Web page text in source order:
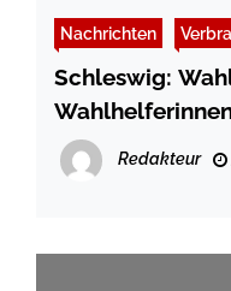
Nachrichten
Schleswig: Wahlhelfer und
Kommunalwahl
Redakteur